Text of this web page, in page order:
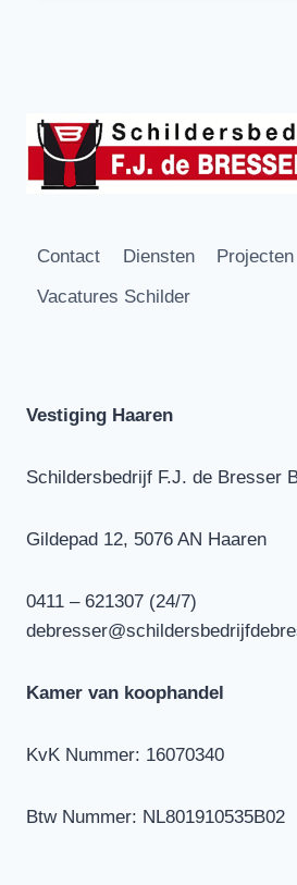
Contact Diensten Projecten
Vacatures Schilder
Vestiging Haaren
Schildersbedrijf F.J. de Bresser
Gildepad 12, 5076 AN Haaren
0411 – 621307 (24/7)
Kamer van koophandel
KvK Nummer: 16070340
Btw Nummer: NL801910535B02